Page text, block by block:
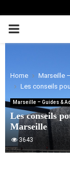
PRIMARY
Home
Marseille
Les conseils
Marseille – Guides &
Les conseils
Marseille
3643